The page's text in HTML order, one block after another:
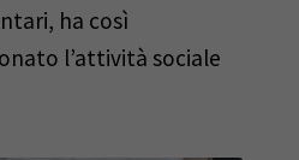
ha così
l’attività sociale